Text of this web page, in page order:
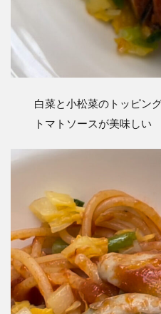
白菜と小松菜のトッピン
トマトソースが美味しい